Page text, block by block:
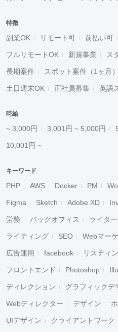
特徴
副業OK リモート可 前払い可
フルリモートOK 新規事業 ス
長期案件 スポット案件（1ヶ月）
土日週末OK 正社員募集 英語
時給
~ 3,000円 3,001円 ~ 5,000円
10,001円 ~
キーワード
PHP AWS Docker PM
Figma Sketch Adobe XD
労務 バックオフィス ライター
ライティング SEO Webマー
広告運用 facebook リスティ
フロントエンド Photoshop
ディレクション グラフィックデ
Webディレクター デザイン
UIデザイン クライアントワーク